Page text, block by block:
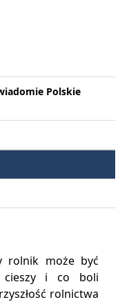
Polskie
rolnik może być
cieszy i co boli
rolnictwa